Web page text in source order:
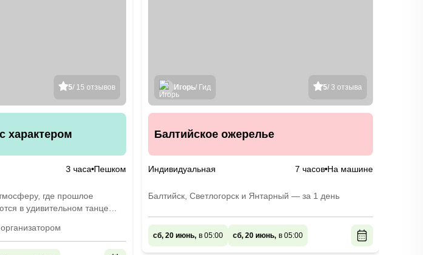
5/ 15 отзывов
характером
3 часа Пешком
где прошлое
в удивительном танце
5/ 3 отзыва
Игорь/ Гид
Балтийское ожерелье
Индивидуальная 7 часов На машине
Балтийск, Светлогорск и Янтарный — за 1 день
сб, 20 июнь, в 05:00 сб, 20 июнь, в 05:00